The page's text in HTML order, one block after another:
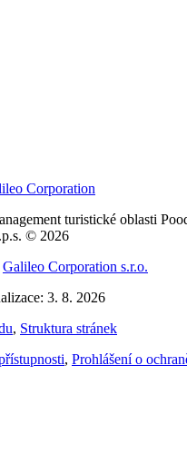
turistické oblasti
© 2026
Galileo Corporation s.r.o.
3. 8. 2026
, Struktura stránek
, Prohlášení o